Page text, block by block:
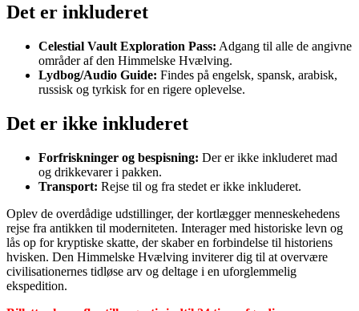
Det er inkluderet
Celestial Vault Exploration Pass: Adgang til alle de angivne
områder af den Himmelske Hvælving.
Lydbog/Audio Guide: Findes på engelsk, spansk, arabisk,
russisk og tyrkisk for en rigere oplevelse.
Det er ikke inkluderet
Forfriskninger og bespisning: Der er ikke inkluderet mad
og drikkevarer i pakken.
Transport: Rejse til og fra stedet er ikke inkluderet.
Oplev de overdådige udstillinger, der kortlægger menneskehedens
rejse fra antikken til moderniteten. Interager med historiske levn og
lås op for kryptiske skatte, der skaber en forbindelse til historiens
hvisken. Den Himmelske Hvælving inviterer dig til at overvære
civilisationernes tidløse arv og deltage i en uforglemmelig
ekspedition.